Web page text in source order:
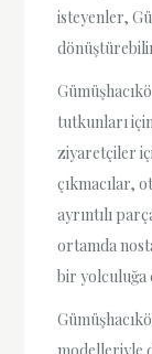
isteyenler,
tutkunları
ziyaretçiler
çıkmacılar,
ayrıntılı
ortamda
bir yolculuğa